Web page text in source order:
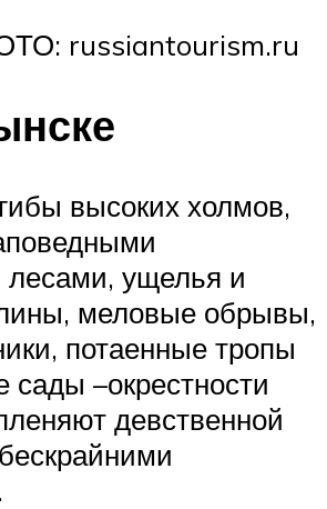
russiantourism.ru
высоких холмов,
ущелья и
меловые обрывы,
потаенные тропы
сады –окрестности
девственной